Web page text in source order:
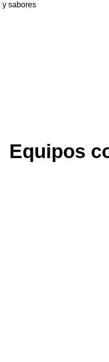
y sabores
Equipos